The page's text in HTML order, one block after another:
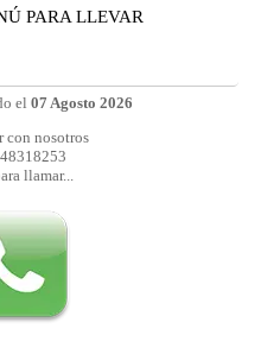
PARA LLEVAR
el 07 Agosto 2026
con nosotros
llamar...